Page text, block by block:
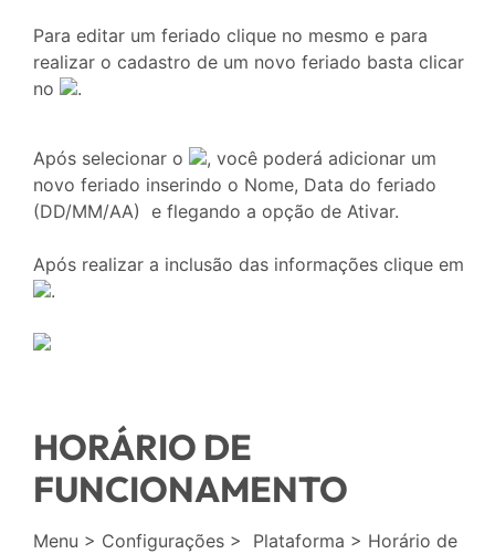
Para editar um feriado clique no mesmo e para
realizar o cadastro de um novo feriado basta clicar
no
.
Após selecionar o
, você poderá adicionar um
novo feriado inserindo o Nome, Data do feriado
(DD/MM/AA) e flegando a opção de Ativar.
Após realizar a inclusão das informações clique em
.
HORÁRIO DE
FUNCIONAMENTO
Menu > Configurações > Plataforma > Horário de